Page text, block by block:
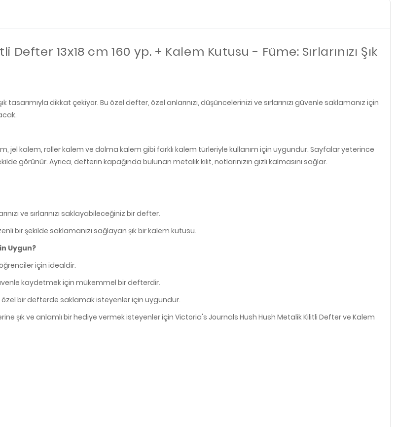
13x18 cm 160 yp. + Kalem Kutusu - Füme: Sırlarınızı Şık
dikkat çekiyor. Bu özel defter, özel anlarınızı, düşüncelerinizi ve sırlarınızı güvenle saklamanız için
jel kalem, roller kalem ve dolma kalem gibi farklı kalem türleriyle kullanım için uygundur. Sayfalar yeterince
görünür. Ayrıca, defterin kapağında bulunan metalik kilit, notlarınızın gizli kalmasını sağlar.
ve sırlarınızı saklayabileceğiniz bir defter.
bir şekilde saklamanızı sağlayan şık bir kalem kutusu.
Uygun?
için idealdir.
kaydetmek için mükemmel bir defterdir.
özel bir defterde saklamak isteyenler için uygundur.
şık ve anlamlı bir hediye vermek isteyenler için Victoria's Journals Hush Hush Metalik Kilitli Defter ve Kalem